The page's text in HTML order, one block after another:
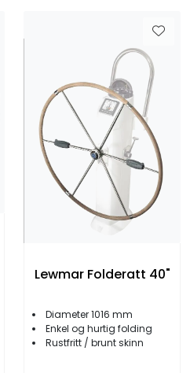
Lewmar Folderatt 40"
Diameter 1016 mm
Enkel og hurtig folding
Rustfritt / brunt skinn